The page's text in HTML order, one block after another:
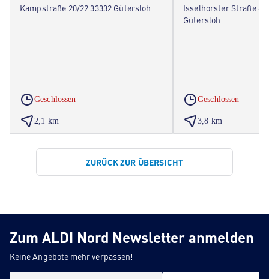
Kampstraße 20/22 33332 Gütersloh
Geschlossen
2,1 km
Isselhorster Straße
Gütersloh
Geschlossen
3,8 km
ZURÜCK ZUR ÜBERSICHT
Zum ALDI Nord Newsletter anmelden
Keine Angebote mehr verpassen!